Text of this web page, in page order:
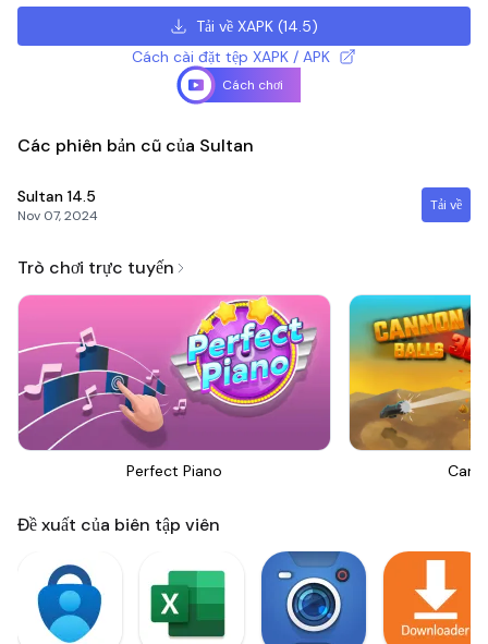
Tải về XAPK(14.5)
Cách cài đặt tệp XAPK / APK
Cách chơi
Các phiên bản cũ của Sultan
Sultan 14.5
Nov 07, 2024
Tải về
Trò chơi trực tuyến
Perfect Piano
Đề xuất của biên tập viên